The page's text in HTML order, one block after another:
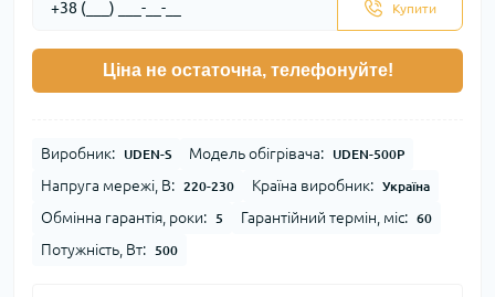
Купити
Ціна не остаточна, телефонуйте!
Виробник: UDEN-S Модель обігрівача: UDEN-500P
Напруга мережі, В: 220-230 Країна виробник: Україна
Обмінна гарантія, роки: 5 Гарантійний термін, міс: 60
Потужність, Вт: 500